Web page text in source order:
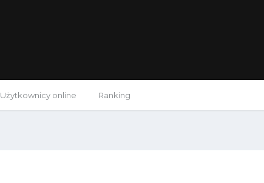
Użytkownicy online Ranking